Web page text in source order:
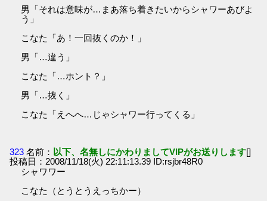
男「それは意味が…まあ落ち着きたいからシャワーあびよ
う」
こなた「あ！一回抜くのか！」
男「…違う」
こなた「…ホント？」
男「…抜く」
こなた「えへへ…じゃシャワー行ってくる」
323 名前： 以下、名無しにかわりましてVIPがお送りします[]
投稿日：2008/11/18(火) 22:11:13.39 ID:rsjbr48R0
シャワワー
こなた（とうとうえっちかー）